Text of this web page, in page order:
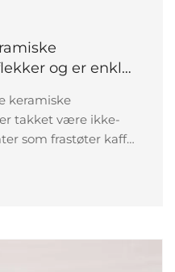
og er enkle
keramiske
takket være ikke-
som frastøter kaffe,